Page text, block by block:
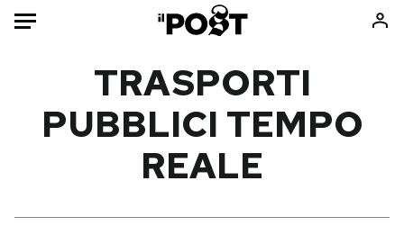
HOME
Moda
Libri
TRASPORTI
PUBBLICI TEMPO
REALE